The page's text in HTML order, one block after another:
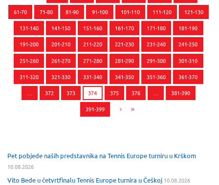
61-70 71-80 81-90 91-100 101-110 111-120 121-130
131-140 141-150 151-160 161-170 171-180 181-190
191-200 201-210 211-220 221-230 231-240 241-250
251-260 261-270 271-280 281-290 291-300 301-310
311-320 321-330 331-340 341-350 351-360 361-370
… 372 373 374 375 376 … 381-390
391-399
Pet pobjede naših predstavnika na Tennis Europe turniru u Krškom
10.08.2026
Vito Bede u četvrtfinalu Tennis Europe turnira u Češkoj 10.08.2026